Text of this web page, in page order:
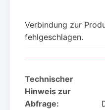
Verbindung zur
fehlgeschlagen.
Technischer
Hinweis zur
Abfrage: